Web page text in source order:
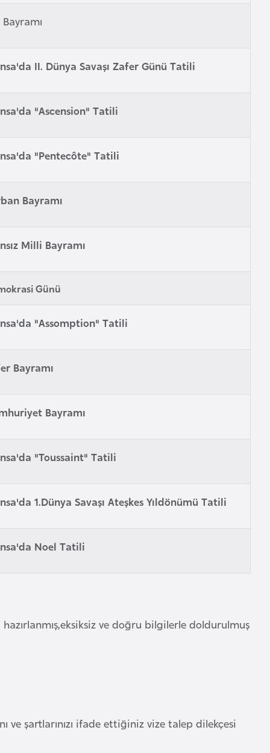
II. Dünya Savaşı Zafer Günü Tatili
"Ascension" Tatili
"Pentecôte" Tatili
Bayramı
Milli Bayramı
Günü
"Assomption" Tatili
Bayramı
Bayramı
"Toussaint" Tatili
1.Dünya Savaşı Ateşkes Yıldönümü Tatili
Noel Tatili
ve doğru bilgilerle doldurulmuş
ve şartlarınızı ifade ettiğiniz vize talep dilekçesi